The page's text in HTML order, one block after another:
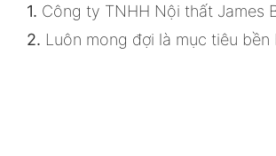
1. Công ty TNHH Nội thất James
2. Luôn mong đợi là mục tiêu